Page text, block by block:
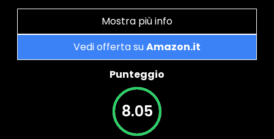
Mostra più info
Vedi offerta suAmazon.it
Punteggio
8.05